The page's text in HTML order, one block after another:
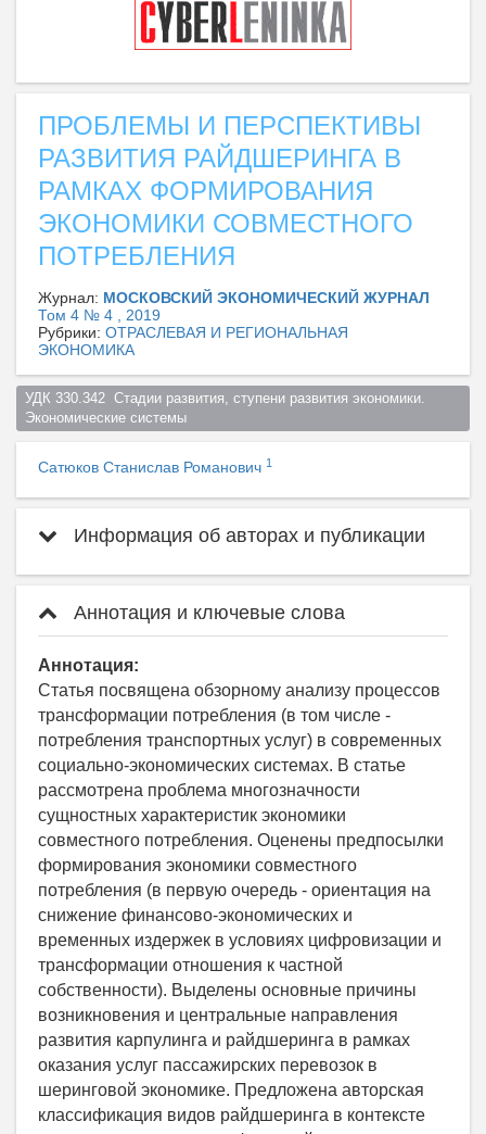
ПРОБЛЕМЫ И ПЕРСПЕКТИВЫ
РАЗВИТИЯ РАЙДШЕРИНГА В
РАМКАХ ФОРМИРОВАНИЯ
ЭКОНОМИКИ СОВМЕСТНОГО
ПОТРЕБЛЕНИЯ
Журнал: МОСКОВСКИЙ ЭКОНОМИЧЕСКИЙ ЖУРНАЛ
Том 4 № 4 , 2019
Рубрики: ОТРАСЛЕВАЯ И РЕГИОНАЛЬНАЯ
ЭКОНОМИКА
УДК 330.342  Стадии развития, ступени развития экономики.
Экономические системы
Сатюков Станислав Романович 1
Информация об авторах и публикации
Аннотация и ключевые слова
Аннотация:
Статья посвящена обзорному анализу процессов
трансформации потребления (в том числе -
потребления транспортных услуг) в современных
социально-экономических системах. В статье
рассмотрена проблема многозначности
сущностных характеристик экономики
совместного потребления. Оценены предпосылки
формирования экономики совместного
потребления (в первую очередь - ориентация на
снижение финансово-экономических и
временных издержек в условиях цифровизации и
трансформации отношения к частной
собственности). Выделены основные причины
возникновения и центральные направления
развития карпулинга и райдшеринга в рамках
оказания услуг пассажирских перевозок в
шеринговой экономике. Предложена авторская
классификация видов райдшеринга в контексте